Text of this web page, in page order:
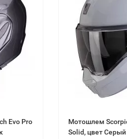
Evo Pro
Мотошлем
Solid, цвет Серый